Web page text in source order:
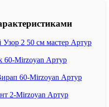
2 50 см мастер Артур
60-Mirzoyan Артур
60-Mirzoyan Артур
2-Mirzoyan Артур